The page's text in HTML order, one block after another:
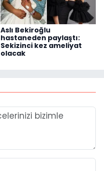
Aslı Bekiroğlu
hastaneden paylaştı:
Sekizinci kez ameliyat
olacak